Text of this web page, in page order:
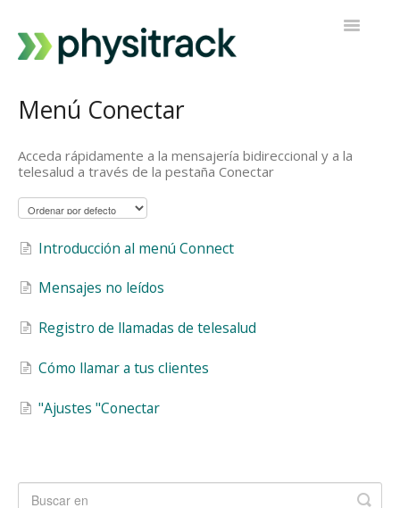
Alternar
Contactar con el servicio de asistencia
Menú Conectar
Acceda rápidamente a la mensajería bidireccional y a la
telesalud a través de la pestaña Conectar
Introducción al menú Connect
Mensajes no leídos
Registro de llamadas de telesalud
Cómo llamar a tus clientes
"Ajustes "Conectar